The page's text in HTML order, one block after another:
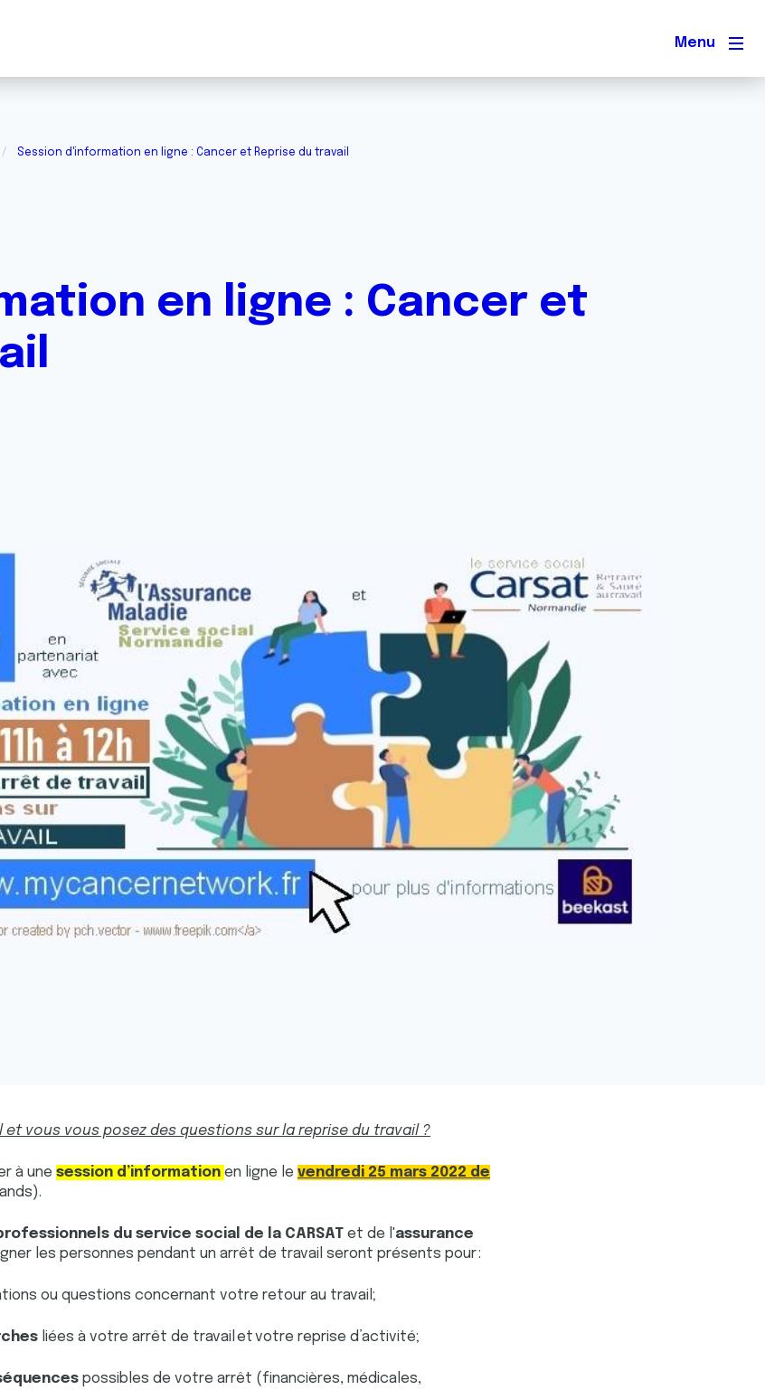
Menu
Session d'information en ligne : Cancer et Reprise du travail
en ligne : Cancer et
et vous vous posez des questions sur la reprise du travail ?
à une session d’information en ligne le vendredi 25 mars 2022 de
du service social de la CARSAT et de l'assurance
les personnes pendant un arrêt de travail seront présents pour :
ou questions concernant votre retour au travail;
liées à votre arrêt de travail et votre reprise d’activité;
possibles de votre arrêt (financières, médicales,